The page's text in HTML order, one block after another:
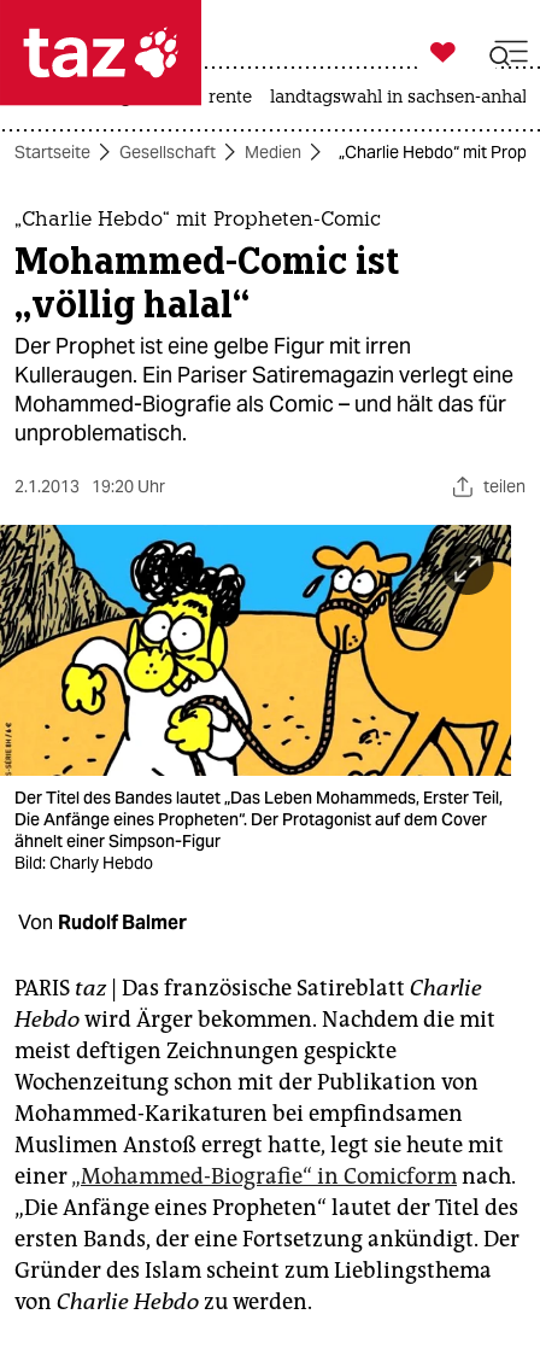
 taz zahl ich
taz zahl ich
themen
politik
öko
gesellschaft
kultur
sport
berlin
nord
wahrheit
verlag
verlag
veranstaltungen
shop
abo
genossenschaft
epaper login

taz zahl ich
rente landtagswahl in sachsen-anhalt
Startseite Gesellschaft Medien „Charlie Hebdo“ mit
„Charlie Hebdo“ mit Propheten-Comic
Mohammed-Comic ist
„völlig halal“
Der Prophet ist eine gelbe Figur mit irren
Kulleraugen. Ein Pariser Satiremagazin verlegt eine
Mohammed-Biografie als Comic – und hält das für
unproblematisch.
2.1.2013 19:20 Uhr teilen
Der Titel des Bandes lautet „Das Leben Mohammeds, Erster Teil,
Die Anfänge eines Propheten“. Der Protagonist auf dem Cover
ähnelt einer Simpson-Figur
Bild: Charly Hebdo
Von Rudolf Balmer
PARIS taz| Das französische Satireblatt Charlie
Hebdowird Ärger bekommen. Nachdem die mit
meist deftigen Zeichnungen gespickte
Wochenzeitung schon mit der Publikation von
Mohammed-Karikaturen bei empfindsamen
Muslimen Anstoß erregt hatte, legt sie heute mit
einer„Mohammed-Biografie“ in Comicformnach.
„Die Anfänge eines Propheten“ lautet der Titel des
ersten Bands, der eine Fortsetzung ankündigt. Der
Gründer des Islam scheint zum Lieblingsthema
von Charlie Hebdozu werden.